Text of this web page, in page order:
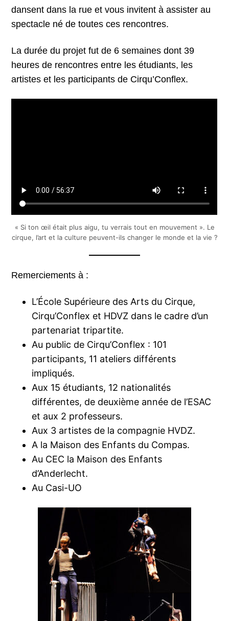
dansent dans la rue et vous invitent à assister au
spectacle né de toutes ces rencontres.
La durée du projet fut de 6 semaines dont 39
heures de rencontres entre les étudiants, les
artistes et les participants de Cirqu’Conflex.
« Si ton œil était plus aigu, tu verrais tout en mouvement ». Le
cirque, l’art et la culture peuvent-ils changer le monde et la vie ?
Remerciements à :
L’École Supérieure des Arts du Cirque,
Cirqu’Conflex et HDVZ dans le cadre d’un
partenariat tripartite.
Au public de Cirqu’Conflex : 101
participants, 11 ateliers différents
impliqués.
Aux 15 étudiants, 12 nationalités
différentes, de deuxième année de l’ESAC
et aux 2 professeurs.
Aux 3 artistes de la compagnie HVDZ.
A la Maison des Enfants du Compas.
Au CEC la Maison des Enfants
d’Anderlecht.
Au Casi-UO